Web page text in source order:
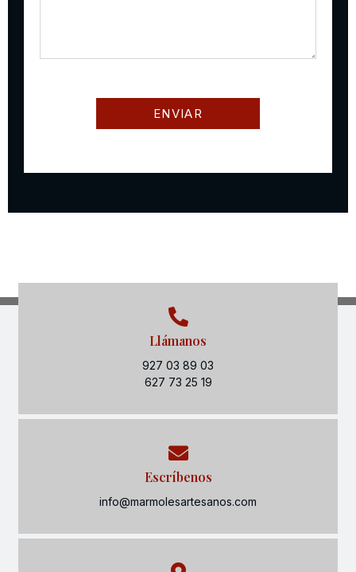
Llámanos
927 03 89 03
627 73 25 19
Escríbenos
info@marmolesartesanos.com